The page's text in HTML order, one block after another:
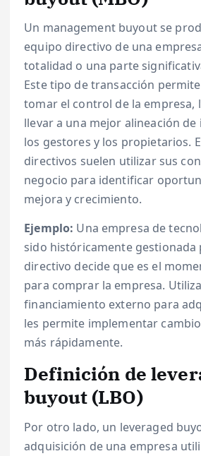
Un management buyout se
equipo directivo de una
totalidad o una parte
Este tipo de transacción
tomar el control de la empresa,
llevar a una mejor alineación
los gestores y los propietarios.
directivos suelen utilizar sus
negocio para identificar
mejora y crecimiento.
Ejemplo: Una empresa de
sido históricamente
directivo decide que es el
para comprar la empresa.
financiamiento externo para
les permite implementar
más rápidamente.
Definición de
buyout (LBO)
Por otro lado, un leveraged
adquisición de una empresa